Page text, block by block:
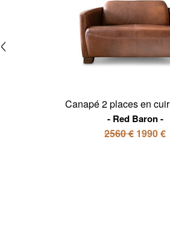
Canapé 2 places en
Red Baron
2560 € 1990 €